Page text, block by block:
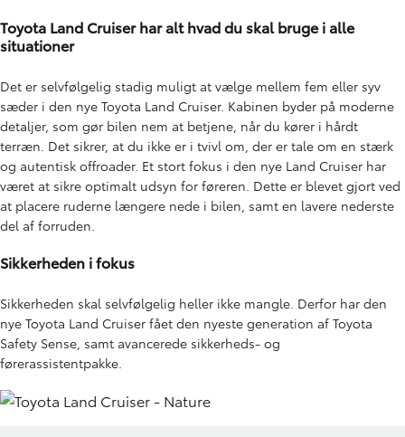
Toyota Land Cruiser har alt hvad du skal bruge i alle
situationer
Det er selvfølgelig stadig muligt at vælge mellem fem eller syv
sæder i den nye Toyota Land Cruiser. Kabinen byder på moderne
detaljer, som gør bilen nem at betjene, når du kører i hårdt
terræn. Det sikrer, at du ikke er i tvivl om, der er tale om en stærk
og autentisk offroader. Et stort fokus i den nye Land Cruiser har
været at sikre optimalt udsyn for føreren. Dette er blevet gjort ved
at placere ruderne længere nede i bilen, samt en lavere nederste
del af forruden.
Sikkerheden i fokus
Sikkerheden skal selvfølgelig heller ikke mangle. Derfor har den
nye Toyota Land Cruiser fået den nyeste generation af Toyota
Safety Sense, samt avancerede sikkerheds- og
førerassistentpakke.